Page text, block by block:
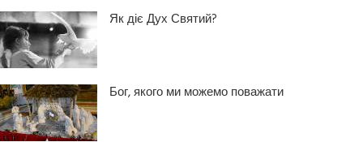
Як діє Дух Святий?
Бог, якого ми можемо поважати